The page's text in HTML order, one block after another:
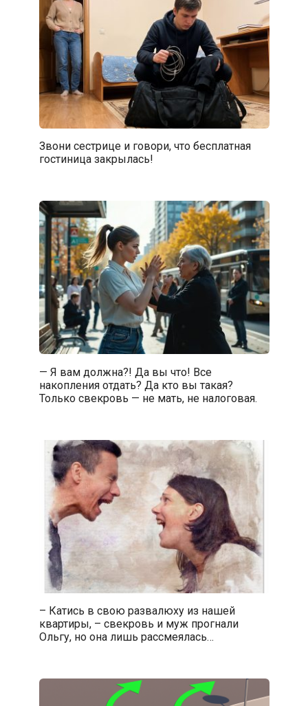
Звони сестрице и говори, что бесплатная
гостиница закрылась!
— Я вам должна?! Да вы что! Все
накопления отдать? Да кто вы такая?
Только свекровь — не мать, не налоговая.
– Катись в свою развалюху из нашей
квартиры, – свекровь и муж прогнали
Ольгу, но она лишь рассмеялась…